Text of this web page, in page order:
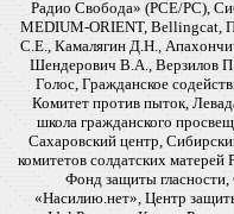
Радио Свобода» (PCE/PC),
MEDIUM-ORIENT, Bellingcat,
С.Е., Камалягин Д.Н.,
Шендерович В.А., Верзилов
Голос, Гражданское
Комитет против пыток,
школа гражданского
Сахаровский центр,
комитетов солдатских
Фонд защиты
«Насилию.нет», Центр